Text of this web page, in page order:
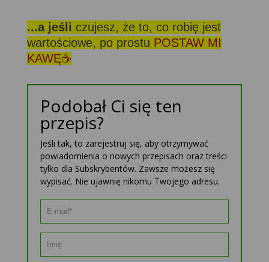
...a jeśli czujesz, że to, co robię jest
wartościowe, po prostu POSTAW MI
KAWĘ☕
Podobał Ci się ten
przepis?
Jeśli tak, to zarejestruj się, aby otrzymywać
powiadomienia o nowych przepisach oraz treści
tylko dla Subskrybentów. Zawsze możesz się
wypisać. Nie ujawnię nikomu Twojego adresu.